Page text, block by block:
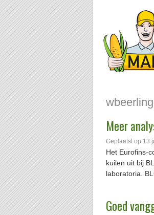
wbeerling
Meer
Geplaatst op 13
Het Eurofins-
kuilen uit bij
laboratoria.
Goed